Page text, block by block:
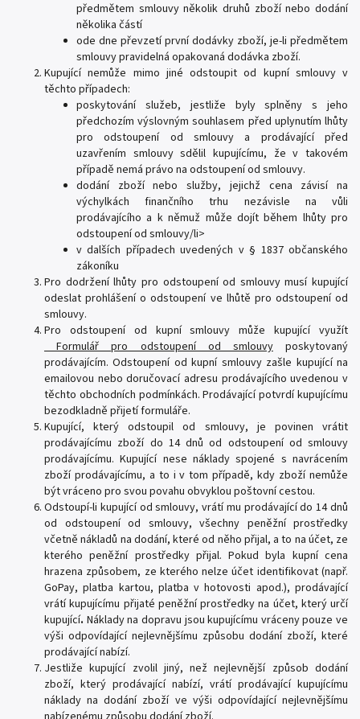
předmětem smlouvy několik druhů zboží nebo dodání
několika částí
ode dne převzetí první dodávky zboží, je-li předmětem
smlouvy pravidelná opakovaná dodávka zboží.
Kupující nemůže mimo jiné odstoupit od kupní smlouvy v
těchto případech:
poskytování služeb, jestliže byly splněny s jeho
předchozím výslovným souhlasem před uplynutím lhůty
pro odstoupení od smlouvy a prodávající před
uzavřením smlouvy sdělil kupujícímu, že v takovém
případě nemá právo na odstoupení od smlouvy.
dodání zboží nebo služby, jejichž cena závisí na
výchylkách finančního trhu nezávisle na vůli
prodávajícího a k němuž může dojít během lhůty pro
odstoupení od smlouvy/li>
v dalších případech uvedených v § 1837 občanského
zákoníku
Pro dodržení lhůty pro odstoupení od smlouvy musí kupující
odeslat prohlášení o odstoupení ve lhůtě pro odstoupení od
smlouvy.
Pro odstoupení od kupní smlouvy může kupující využít
Formulář pro odstoupení od smlouvyposkytovaný
prodávajícím. Odstoupení od kupní smlouvy zašle kupující na
emailovou nebo doručovací adresu prodávajícího uvedenou v
těchto obchodních podmínkách. Prodávající potvrdí kupujícímu
bezodkladně přijetí formuláře.
Kupující, který odstoupil od smlouvy, je povinen vrátit
prodávajícímu zboží do 14 dnů od odstoupení od smlouvy
prodávajícímu. Kupující nese náklady spojené s navrácením
zboží prodávajícímu, a to i v tom případě, kdy zboží nemůže
být vráceno pro svou povahu obvyklou poštovní cestou.
Odstoupí-li kupující od smlouvy, vrátí mu prodávající do 14 dnů
od odstoupení od smlouvy, všechny peněžní prostředky
včetně nákladů na dodání, které od něho přijal, a to na účet, ze
kterého peněžní prostředky přijal. Pokud byla kupní cena
hrazena způsobem, ze kterého nelze účet identifikovat (např.
GoPay, platba kartou, platba v hotovosti apod.), prodávající
vrátí kupujícímu přijaté peněžní prostředky na účet, který určí
kupující. Náklady na dopravu jsou kupujícímu vráceny pouze ve
výši odpovídající nejlevnějšímu způsobu dodání zboží, které
prodávající nabízí.
Jestliže kupující zvolil jiný, než nejlevnější způsob dodání
zboží, který prodávající nabízí, vrátí prodávající kupujícímu
náklady na dodání zboží ve výši odpovídající nejlevnějšímu